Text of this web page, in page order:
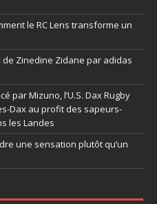
le RC Lens transforme un
Zinedine Zidane par adidas
par Mizuno, l’U.S. Dax Rugby
Dax au profit des sapeurs-
les Landes
une sensation plutôt qu’un